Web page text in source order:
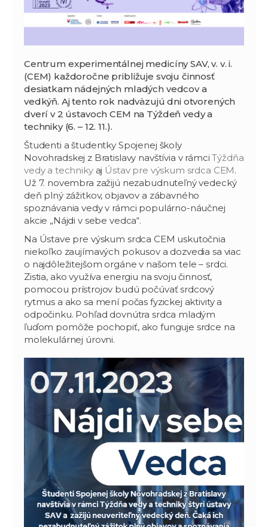
Centrum experimentálnej medicíny SAV, v. v. i.
(CEM) každoročne približuje svoju činnosť
desiatkam nádejných mladých vedcov a
vedkýň. Aj tento rok nadväzujú dni otvorených
dverí v 2 ústavoch CEM na Týždeň vedy a
techniky (6. – 12. 11.).
Študenti a študentky Spojenej školy
Novohradskej z Bratislavy navštívia v rámciTýždňa
vedy a technikyaj Ústav pre výskum srdca CEM.
Už 7. novembra zažijú nezabudnuteľný vedecký
deň plný zážitkov, objavov a zábavného
spoznávania vedy v rámci populárno-náučnej
akcie „Nájdi v sebe vedca“.
Na Ústave pre výskum srdca CEM uskutočnia
niekoľko zaujímavých pokusov a dozvedia sa viac
o najdôležitejšom orgáne v našom tele – srdci.
Zistia, ako využíva energiu na svoju činnosť,
pomocou prístrojov budú počúvať srdcový
rytmus a ako sa mení počas fyzickej aktivity a
odpočinku. Pohľad dovnútra srdca mladým
ľuďom pomôže pochopiť, ako funguje srdce na
molekulárnej úrovni.